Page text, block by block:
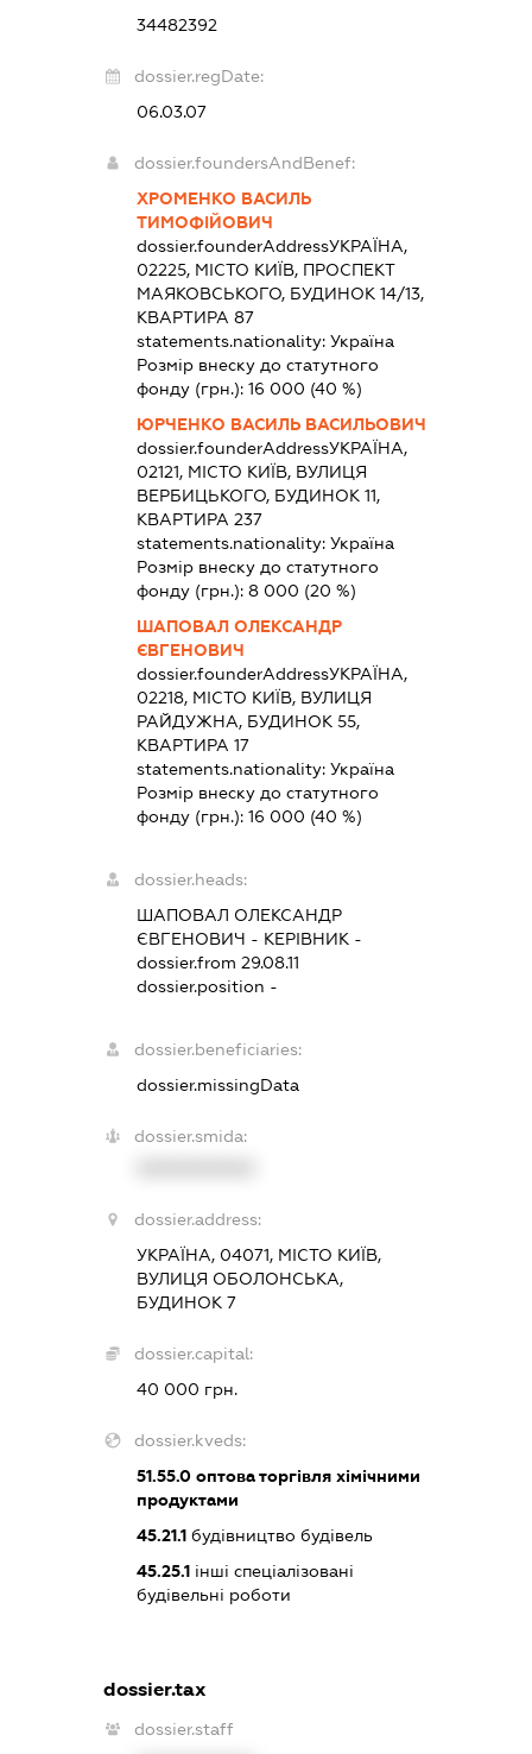
34482392
dossier.regDate:
06.03.07
dossier.foundersAndBenef:
ХРОМЕНКО ВАСИЛЬ
ТИМОФІЙОВИЧ
dossier.founderAddressУКРАЇНА,
02225, МІСТО КИЇВ, ПРОСПЕКТ
МАЯКОВСЬКОГО, БУДИНОК 14/13,
КВАРТИРА 87
statements.nationality: Україна
Розмір внеску до статутного
фонду (грн.): 16 000 (40 %)
ЮРЧЕНКО ВАСИЛЬ ВАСИЛЬОВИЧ
dossier.founderAddressУКРАЇНА,
02121, МІСТО КИЇВ, ВУЛИЦЯ
ВЕРБИЦЬКОГО, БУДИНОК 11,
КВАРТИРА 237
statements.nationality: Україна
Розмір внеску до статутного
фонду (грн.): 8 000 (20 %)
ШАПОВАЛ ОЛЕКСАНДР
ЄВГЕНОВИЧ
dossier.founderAddressУКРАЇНА,
02218, МІСТО КИЇВ, ВУЛИЦЯ
РАЙДУЖНА, БУДИНОК 55,
КВАРТИРА 17
statements.nationality: Україна
Розмір внеску до статутного
фонду (грн.): 16 000 (40 %)
dossier.heads:
ШАПОВАЛ ОЛЕКСАНДР
ЄВГЕНОВИЧ - КЕРІВНИК -
dossier.from 29.08.11
dossier.position -
dossier.beneficiaries:
dossier.missingData
dossier.smida:
dossier.address:
УКРАЇНА, 04071, МІСТО КИЇВ,
ВУЛИЦЯ ОБОЛОНСЬКА,
БУДИНОК 7
dossier.capital:
40 000 грн.
dossier.kveds:
51.55.0оптова торгівля хімічними
продуктами
45.21.1будівництво будівель
45.25.1інші спеціалізовані
будівельні роботи
dossier.tax
dossier.staff